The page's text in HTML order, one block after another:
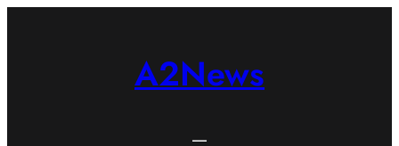
A2News